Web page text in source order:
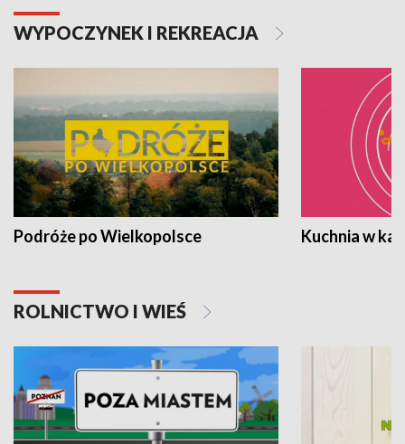
WYPOCZYNEK I REKREACJA
Podróże po Wielkopolsce Kuchnia w
ROLNICTWO I WIEŚ